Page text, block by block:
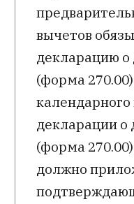
вычетов
декларацию о
(форма
декларации о
(форма
должно